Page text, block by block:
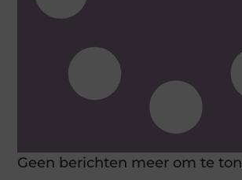
Geen berichten meer om te